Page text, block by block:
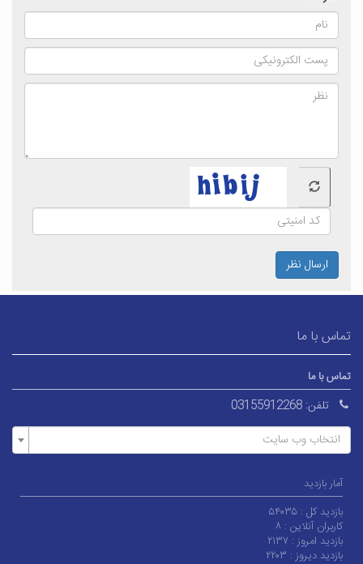
ارسال نظر
تماس با ما
تماس با ما
تلفن: 03155912268
انتخاب وب سایت
آمار بازدید
بازدید کل : ۵۴۰۳۵
کاربران آنلاین : ۸
بازدید امروز : ۲۱۳۷
بازدید دیروز : ۲۲۰۳